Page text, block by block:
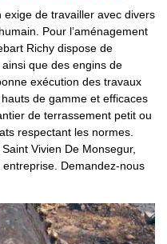
de travailler avec divers
Pour l’aménagement
Richy dispose de
que des engins de
exécution des travaux
de gamme et efficaces
de terrassement petit ou
respectant les normes.
Vivien De Monsegur,
Demandez-nous